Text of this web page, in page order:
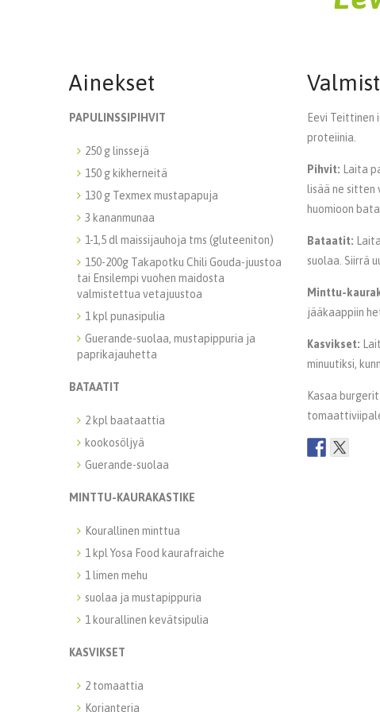
Ainekset
PAPULINSSIPIHVIT
250 g linssejä
150 g kikherneitä
130 g Texmex mustapapuja
3 kananmunaa
1-1,5 dl maissijauhoja tms (gluteeniton)
150-200g Takapotku Chili Gouda-juustoa
tai Ensilempi vuohen maidosta
valmistettua vetajuustoa
1 kpl punasipulia
Guerande-suolaa, mustapippuria ja
paprikajauhetta
BATAATIT
2 kpl baataattia
kookosöljyä
Guerande-suolaa
MINTTU-KAURAKASTIKE
Kourallinen minttua
1 kpl Yosa Food kaurafraiche
1 limen mehu
suolaa ja mustapippuria
1 kourallinen kevätsipulia
KASVIKSET
2 tomaattia
Korianteria
Eevi
proteiinia.
Pihvit: Laita
lisää ne sitten
huomioon
Bataatit:
suolaa. Siirrä
Minttu-
jääkaappiin
Kasvikset:
minuutiksi,
Kasaa